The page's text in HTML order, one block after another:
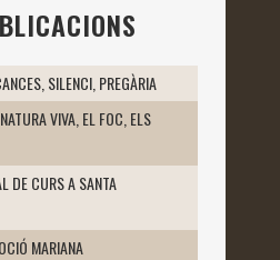
SILENCI, PREGÀRIA
VIVA, EL FOC, ELS
DE CURS A SANTA
MARIANA